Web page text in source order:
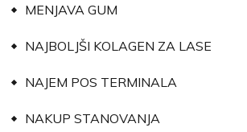
MENJAVA GUM
NAJBOLJŠI KOLAGEN ZA LASE
NAJEM POS TERMINALA
NAKUP STANOVANJA